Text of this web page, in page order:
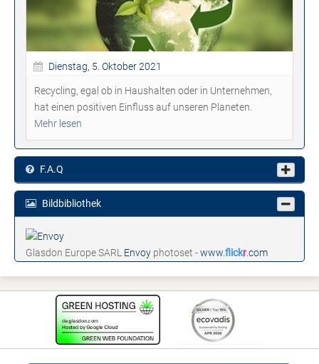
Dienstag, 5. Oktober 2021
Recycling, egal ob in Haushalten oder in Unternehmen,
hat einen positiven Einfluss auf unseren Planeten.
Mehr lesen
F.A.Q
Bildbibliothek
Glasdon Europe SARL Envoy photoset -www.flickr.com